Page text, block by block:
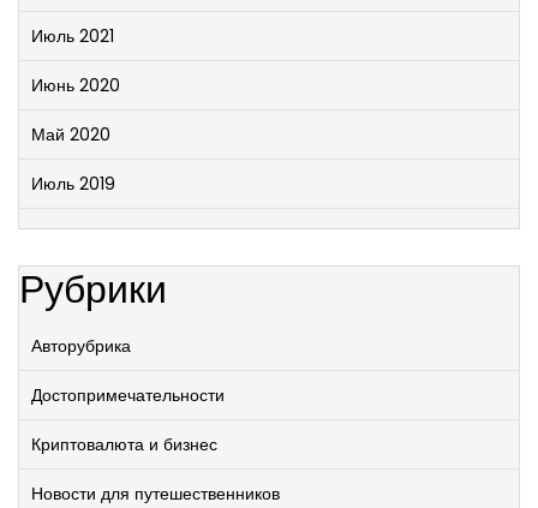
Июль 2021
Июнь 2020
Май 2020
Июль 2019
Рубрики
Авторубрика
Достопримечательности
Криптовалюта и бизнес
Новости для путешественников